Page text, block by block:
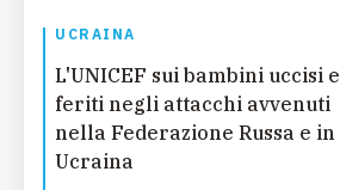
UCRAINA
L'UNICEF sui bambini uccisi e
feriti negli attacchi avvenuti
nella Federazione Russa e in
Ucraina